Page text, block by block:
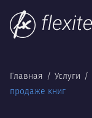
Главная Услуги
продаже книг